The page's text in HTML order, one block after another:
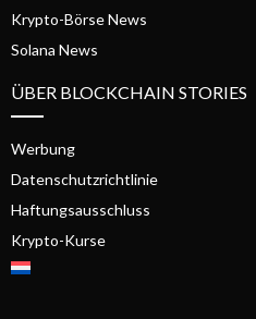
Krypto-Börse News
Solana News
ÜBER BLOCKCHAIN STORIES
Werbung
Datenschutzrichtlinie
Haftungsausschluss
Krypto-Kurse